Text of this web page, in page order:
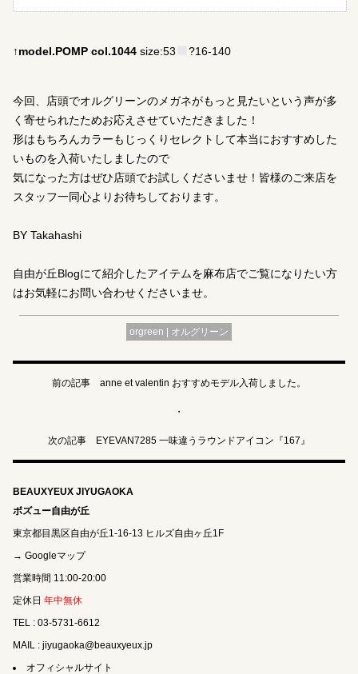
↑model.POMP col.1044 size:53 ?16-140
今回、店頭でオルグリーンのメガネがもっと見たいという声が多
く寄せられたためお応えさせていただきました！
形はもちろんカラーもじっくりセレクトして本当におすすめした
いものを入荷いたしましたので
気になった方はぜひ店頭でお試しくださいませ！皆様のご来店を
スタッフ一同心よりお待ちしております。
BY Takahashi
自由が丘Blogにて紹介したアイテムを麻布店でご覧になりたい方
はお気軽にお問い合わせくださいませ。
orgreen | オルグリーン
前の記事 anne et valentin おすすめモデル入荷しました。
・
次の記事 EYEVAN7285 一味違うラウンドアイコン『167』
BEAUXYEUX JIYUGAOKA
ボズュー自由が丘
東京都目黒区自由が丘1-16-13 ヒルズ自由ヶ丘1F
→ Googleマップ
営業時間 11:00-20:00
定休日 年中無休
TEL : 03-5731-6612
MAIL : jiyugaoka@beauxyeux.jp
オフィシャルサイト